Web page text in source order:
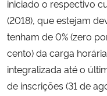
iniciado o respectivo
(2018), que estejam
tenham de 0% (zero
cento) da carga
integralizada até o
de inscrições (31 de